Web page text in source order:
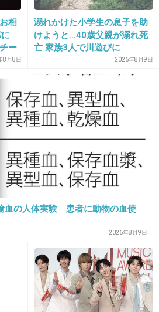
いのかな（ﾟдﾟ）
回はリアルでみようと思っ
+19
ってないのかな？
+24 -1
しー！ww
-9
相
ー
8月8日
溺れかけた小学生の息子を助
けようと…40歳父親が溺れ死
亡 家族3人で川遊びに
2026年8月9日
血の人体実験 患者に動物の血使
2026年8月9日